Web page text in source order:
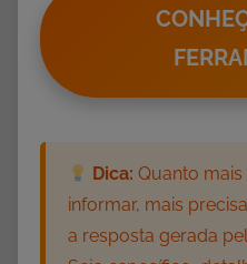
i
,
Dica: Quanto
informar, mais
a resposta gerada